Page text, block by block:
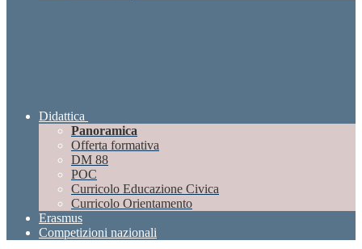
Didattica
Panoramica
Offerta formativa
DM 88
POC
Curricolo Educazione Civica
Curricolo Orientamento
Erasmus
Competizioni nazionali